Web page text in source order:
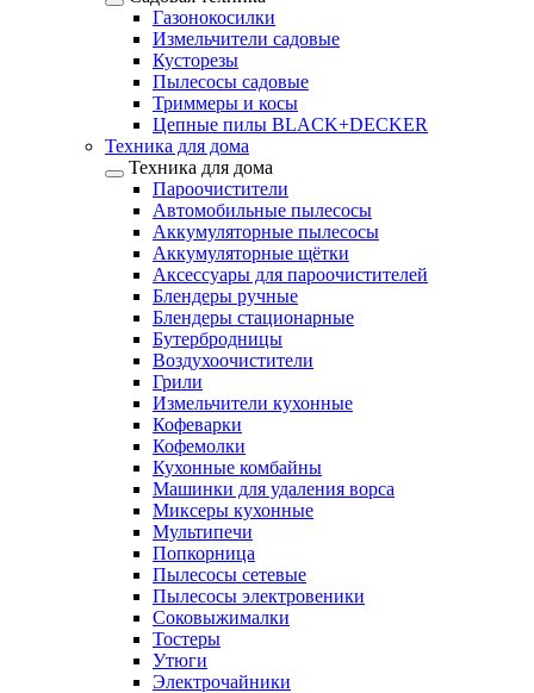
Газонокосилки
Измельчители садовые
Кусторезы
Пылесосы садовые
Триммеры и косы
Цепные пилы BLACK+DECKER
Техника для дома
Техника для дома
Пароочистители
Автомобильные пылесосы
Аккумуляторные пылесосы
Аккумуляторные щётки
Аксессуары для пароочистителей
Блендеры ручные
Блендеры стационарные
Бутербродницы
Воздухоочистители
Грили
Измельчители кухонные
Кофеварки
Кофемолки
Кухонные комбайны
Машинки для удаления ворса
Миксеры кухонные
Мультипечи
Попкорница
Пылесосы сетевые
Пылесосы электровеники
Соковыжималки
Тостеры
Утюги
Электрочайники